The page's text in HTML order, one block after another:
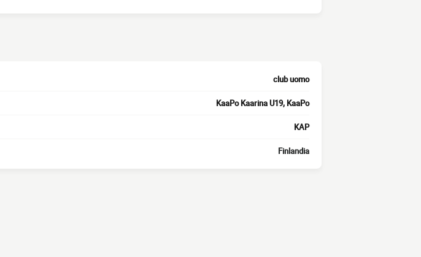
club uomo
KaaPo Kaarina U19, KaaPo
KAP
Finlandia